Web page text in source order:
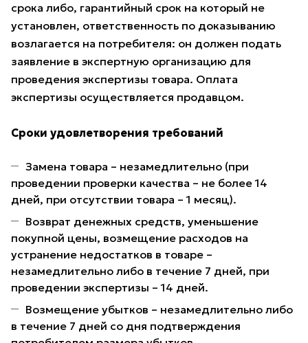
срока либо, гарантийный срок на который не
установлен, ответственность по доказыванию
возлагается на потребителя: он должен подать
заявление в экспертную организацию для
проведения экспертизы товара. Оплата
экспертизы осуществляется продавцом.
Сроки удовлетворения требований
Замена товара – незамедлительно (при
проведении проверки качества – не более 14
дней, при отсутствии товара – 1 месяц).
Возврат денежных средств, уменьшение
покупной цены, возмещение расходов на
устранение недостатков в товаре –
незамедлительно либо в течение 7 дней, при
проведении экспертизы – 14 дней.
Возмещение убытков – незамедлительно либо
в течение 7 дней со дня подтверждения